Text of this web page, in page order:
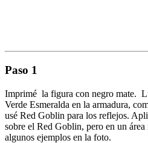
Paso 1
Imprimé la figura con negro mate.
Verde Esmeralda en la armadura,
usé Red Goblin para los reflejos.
sobre el Red Goblin, pero en un área
algunos ejemplos en la foto.